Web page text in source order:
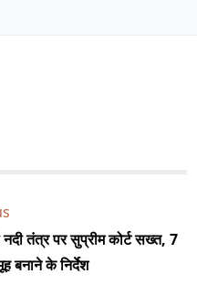
नदी तंत्र पर सुप्रीम कोर्ट सख्त, 7
बनाने के निर्देश